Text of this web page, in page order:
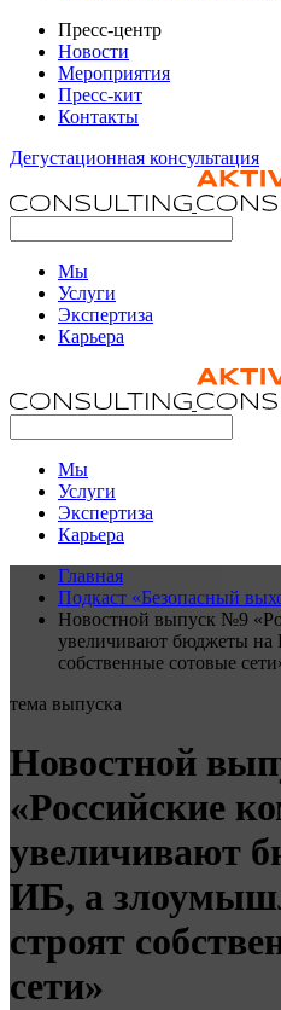
Пресс-центр
Новости
Мероприятия
Пресс-кит
Контакты
Дегустационная консультация
Мы
Услуги
Экспертиза
Карьера
Мы
Услуги
Экспертиза
Карьера
Главная
Подкаст «Безопасный
Новостной выпуск №9
увеличивают бюджеты на
собственные сотовые
тема выпуска
Новостной
«Российские
увеличивают
ИБ, а
строят
сети»